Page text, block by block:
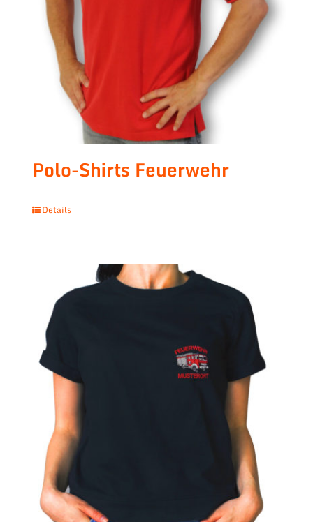
Polo-Shirts Feuerwehr
Details